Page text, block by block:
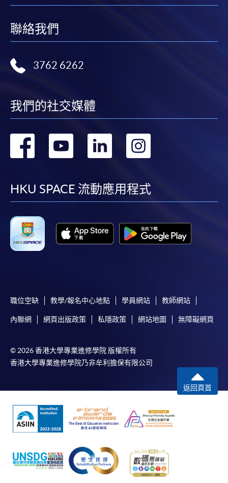
聯絡我們
3762 6262
我們的社交媒體
轉
facebook
轉
youtube
轉
linkedin
轉
HKU SPACE 流動應用程式
職位空缺 教學/報名中心地點 學員網站 教師網站
內聯網 網頁出版政策 私隱政策 網站地圖 無障礙網頁
© 2026 香港大學專業進修學院 版權所有
香港大學專業進修學院乃非牟利擔保有限公司
返回頁首